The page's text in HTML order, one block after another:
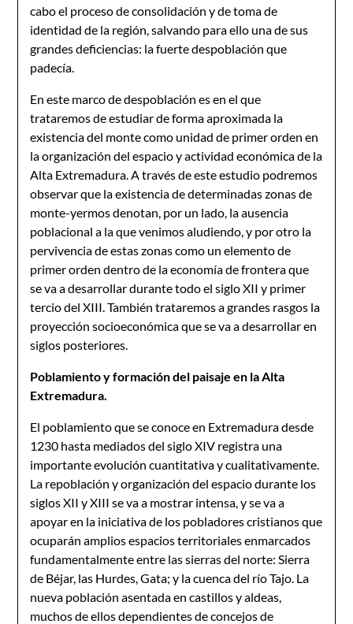
cabo el proceso de consolidación y de toma de
identidad de la región, salvando para ello una de sus
grandes deficiencias: la fuerte despoblación que
padecía.
En este marco de despoblación es en el que
trataremos de estudiar de forma aproximada la
existencia del monte como unidad de primer orden en
la organización del espacio y actividad económica de la
Alta Extremadura. A través de este estudio podremos
observar que la existencia de determinadas zonas de
monte-yermos denotan, por un lado, la ausencia
poblacional a la que venimos aludiendo, y por otro la
pervivencia de estas zonas como un elemento de
primer orden dentro de la economía de frontera que
se va a desarrollar durante todo el siglo XII y primer
tercio del XIII. También trataremos a grandes rasgos la
proyección socioeconómica que se va a desarrollar en
siglos posteriores.
Poblamiento y formación del paisaje en la Alta
Extremadura.
El poblamiento que se conoce en Extremadura desde
1230 hasta mediados del siglo XIV registra una
importante evolución cuantitativa y cualitativamente.
La repoblación y organización del espacio durante los
siglos XII y XIII se va a mostrar intensa, y se va a
apoyar en la iniciativa de los pobladores cristianos que
ocuparán amplios espacios territoriales enmarcados
fundamentalmente entre las sierras del norte: Sierra
de Béjar, las Hurdes, Gata; y la cuenca del río Tajo. La
nueva población asentada en castillos y aldeas,
muchos de ellos dependientes de concejos de